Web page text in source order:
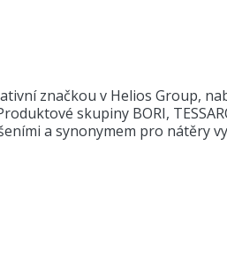
značkou v Helios Group,
skupiny BORI,
a synonymem pro nátěry